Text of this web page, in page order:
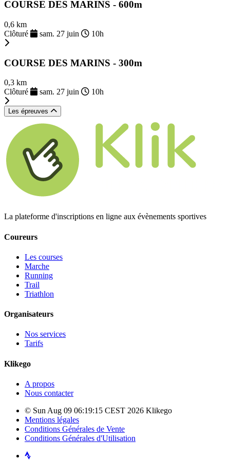
COURSE DES MARINS - 600m
0,6 km
Clôturé
sam. 27 juin 10h
COURSE DES MARINS - 300m
0,3 km
Clôturé
sam. 27 juin 10h
Les épreuves
La plateforme d'inscriptions en ligne aux évènements sportives
Coureurs
Les courses
Marche
Running
Trail
Triathlon
Organisateurs
Nos services
Tarifs
Klikego
A propos
Nous contacter
© Sun Aug 09 06:19:15 CEST 2026 Klikego
Mentions légales
Conditions Générales de Vente
Conditions Générales d'Utilisation
Strava